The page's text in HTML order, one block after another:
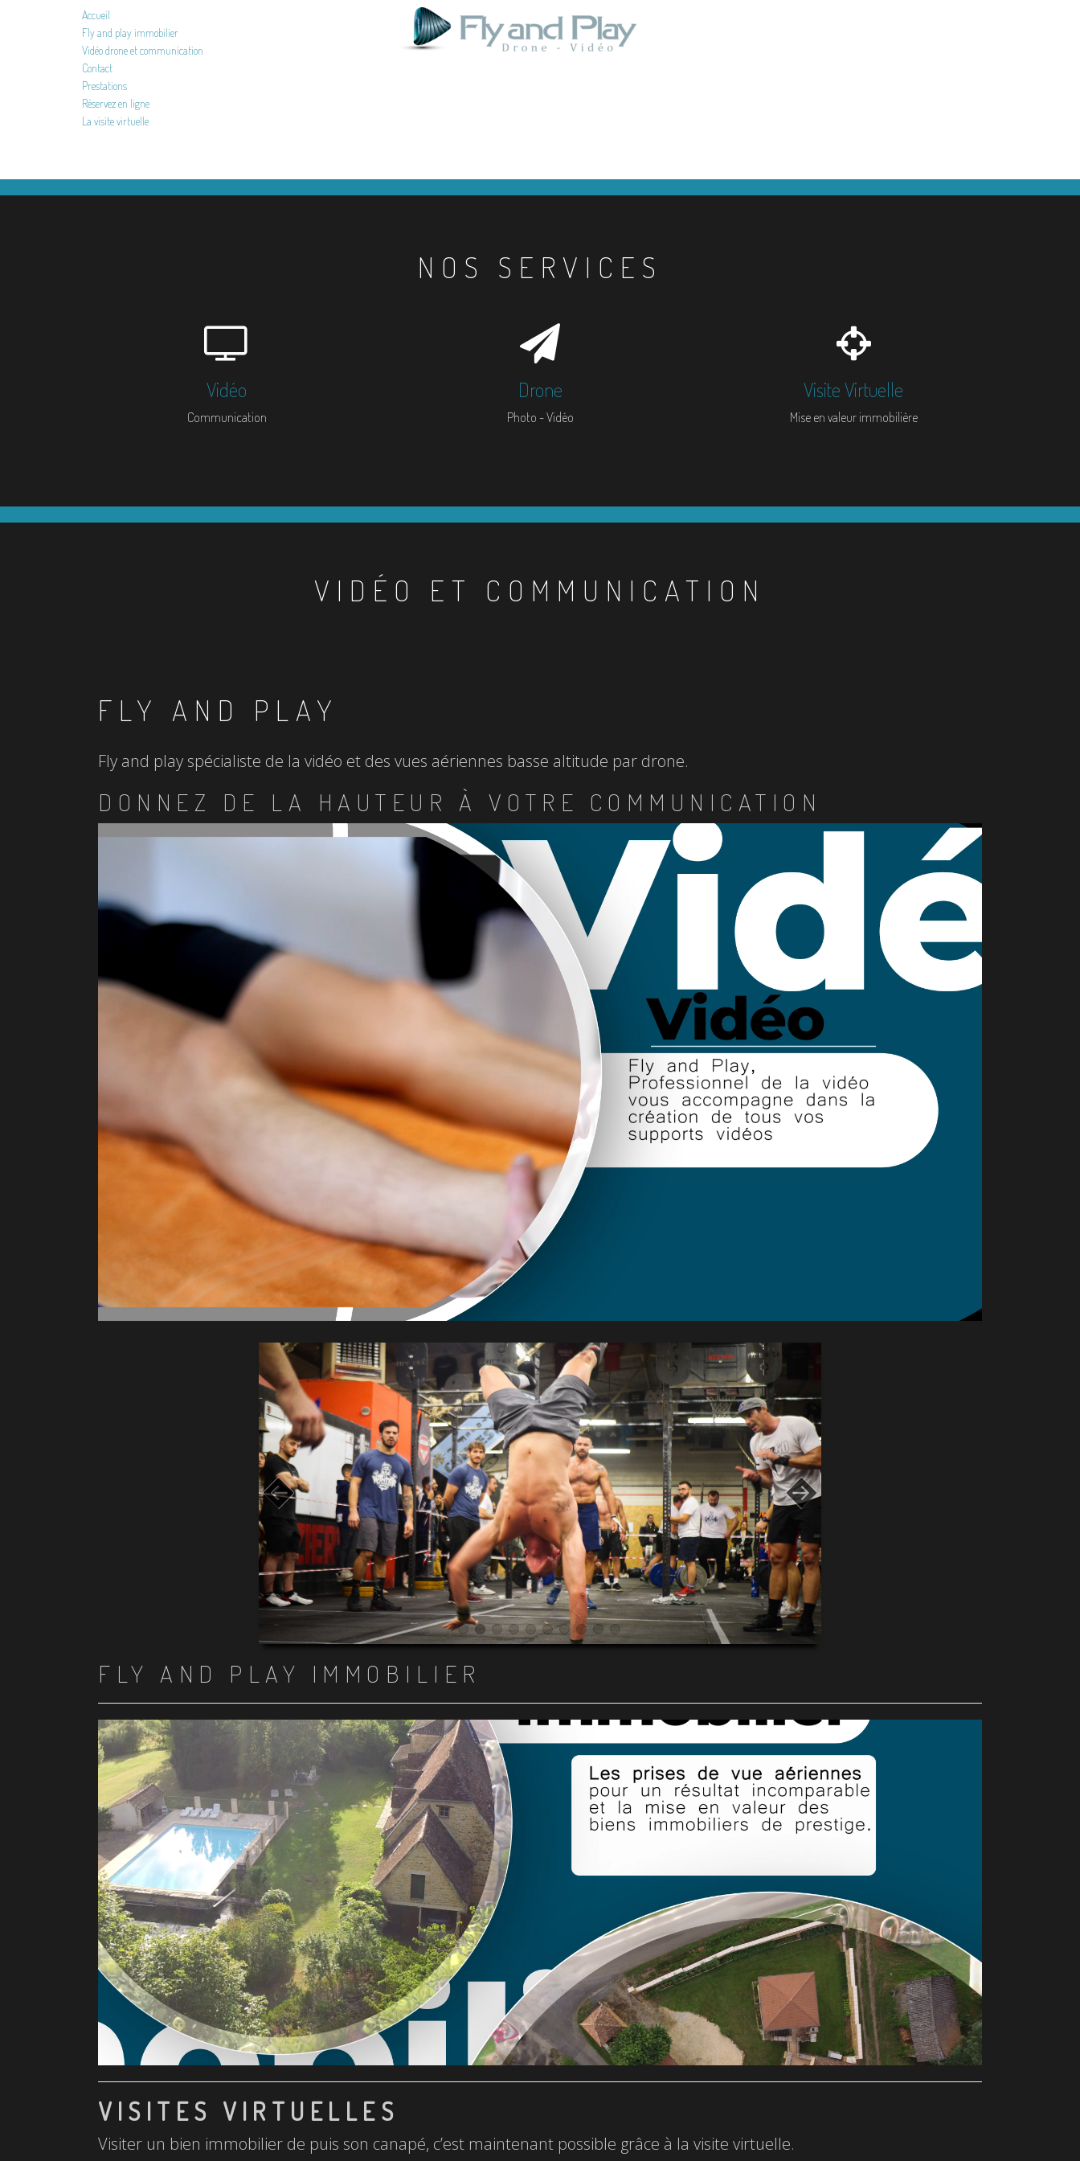
Accueil
Fly and play immobilier
Vidéo drone et communication
Contact
Prestations
Réservez en ligne
La visite virtuelle
NOS SERVICES
Vidéo
Communication
Drone
Photo - Vidéo
Visite Virtuelle
Mise en valeur immobilière
VIDÉO ET COMMUNICATION
FLY AND PLAY
Fly and play spécialiste de la vidéo et des vues aériennes basse altitude par drone.
DONNEZ DE LA HAUTEUR À VOTRE COMMUNICATION
Item 1
Item 2
Item 3
Item 4
Item 5
Item 6
Item 7
Item 8
Item 9Item 10
FLY AND PLAY IMMOBILIER
VISITES VIRTUELLES
Visiter un bien immobilier de puis son canapé, c’est maintenant possible grâce à la visite virtuelle.